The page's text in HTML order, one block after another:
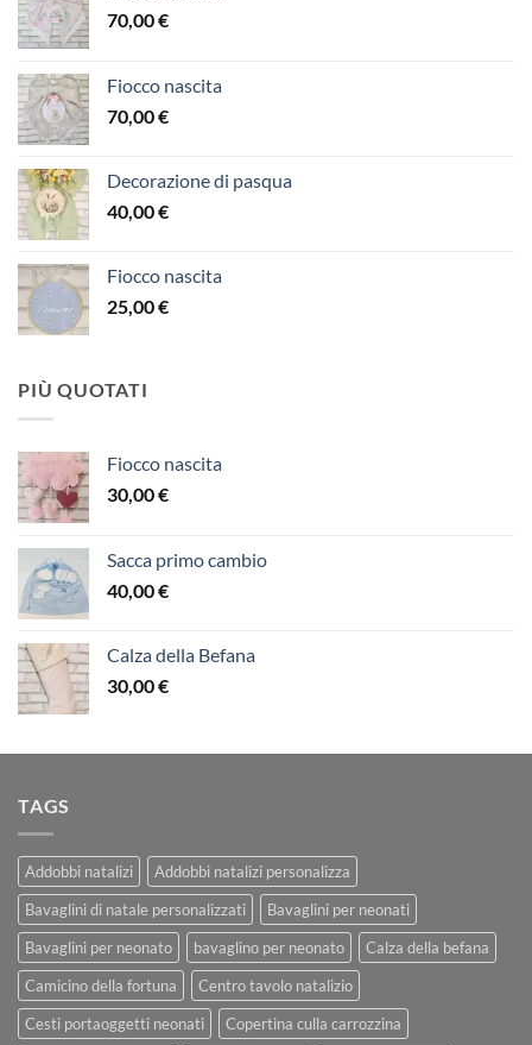
70,00€
Fiocco nascita
70,00€
Decorazione di pasqua
40,00€
Fiocco nascita
25,00€
PIÙ QUOTATI
Fiocco nascita
30,00€
Sacca primo cambio
40,00€
Calza della Befana
30,00€
TAGS
Addobbi natalizi
Addobbi natalizi personalizza
Bavaglini di natale personalizzati
Bavaglini per neonati
Bavaglini per neonato
bavaglino per neonato
Calza della befana
Camicino della fortuna
Centro tavolo natalizio
Cesti portaoggetti neonati
Copertina culla carrozzina